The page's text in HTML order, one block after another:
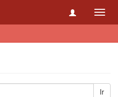
Ir